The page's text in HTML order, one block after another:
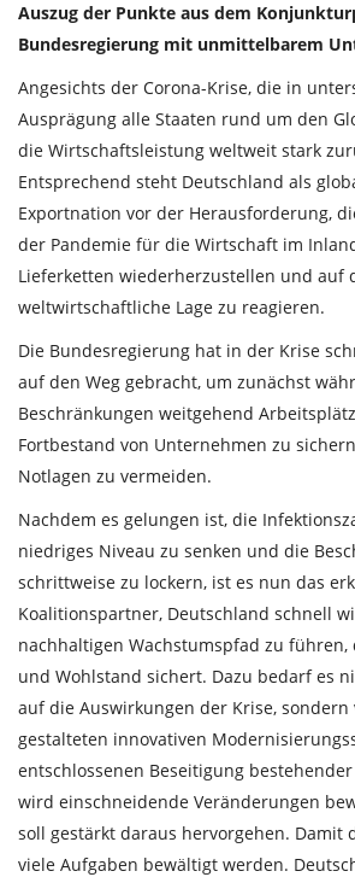
Auszug der Punkte aus dem
Bundesregierung mit unmittelbarem
Angesichts der Corona-Krise, die in
Ausprägung alle Staaten rund um den
die Wirtschaftsleistung weltweit stark
Entsprechend steht Deutschland als
Exportnation vor der Herausforderung,
der Pandemie für die Wirtschaft im
Lieferketten wiederherzustellen und auf
weltwirtschaftliche Lage zu reagieren.
Die Bundesregierung hat in der Krise
auf den Weg gebracht, um zunächst
Beschränkungen weitgehend
Fortbestand von Unternehmen zu
Notlagen zu vermeiden.
Nachdem es gelungen ist, die
niedriges Niveau zu senken und die
schrittweise zu lockern, ist es nun das
Koalitionspartner, Deutschland schnell
nachhaltigen Wachstumspfad zu
und Wohlstand sichert. Dazu bedarf es
auf die Auswirkungen der Krise,
gestalteten innovativen
entschlossenen Beseitigung
wird einschneidende Veränderungen
soll gestärkt daraus hervorgehen. Damit
viele Aufgaben bewältigt werden.